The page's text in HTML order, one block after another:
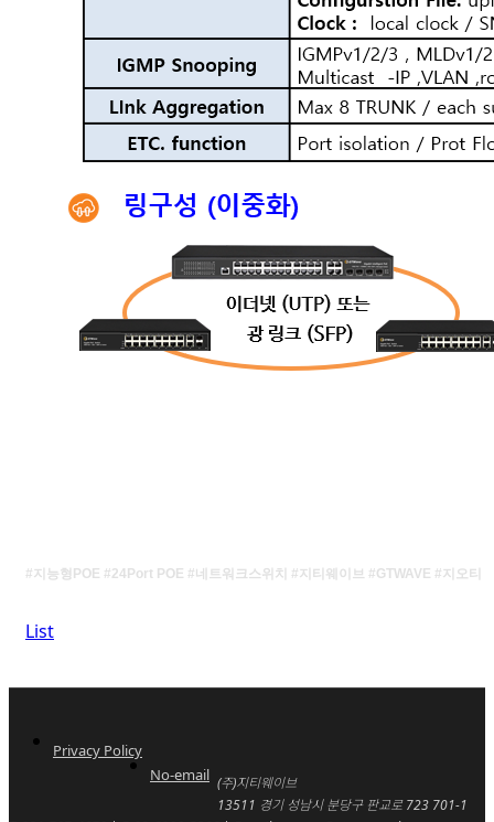
#지능형POE #24Port POE #네트워크스위치 #지티웨이브 #GTWAVE #지오티
List
Privacy Policy
No-email (주)지티웨이브
13511 경기 성남시 분당구 판교로 723 701-1